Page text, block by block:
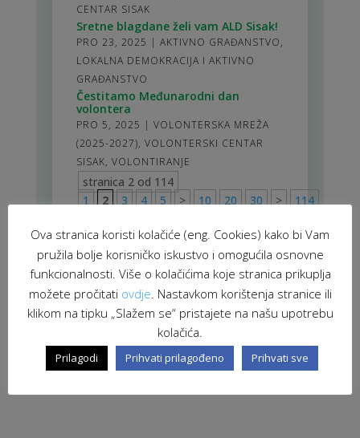
CENTAR SISAK
Sretne blagdane želi vam ALD Sisak!
PRO 23, 2025 | AKTIVNO GRAĐANSTVO,
LOKALNA DEMOKRACIJA I AKTIVNO
GRAĐANSTVO
Čestitamo Međunarodni dan
volontera
PRO 5, 2025 | VOLONTERSKA MREŽA
(2025-2027), VOLONTERSKI CENTAR
SISAK, VOLONTIRANJE
stranica 2 od 114
1
2 3 4 5 > 10 20 30 > 114
Ova stranica koristi kolačiće (eng. Cookies) kako bi Vam
pružila bolje korisničko iskustvo i omogućila osnovne
funkcionalnosti. Više o kolačićima koje stranica prikuplja
možete pročitati ovdje . Nastavkom korištenja stranice ili
klikom na tipku „Slažem se“ pristajete na našu upotrebu
kolačića.
Prilagodi Prihvati prilagođeno Prihvati sve